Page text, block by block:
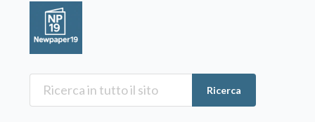
Ricerca